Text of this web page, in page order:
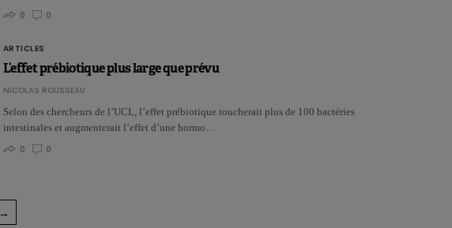
0
0
ARTICLES
L’effet prébiotique plus large que prévu
NICOLAS ROUSSEAU
Selon des chercheurs de l’UCL, l’effet prébiotique toucherait plus de 100 bactéries
intestinales et augmenterait l’effet d’une hormo…
0
0
→